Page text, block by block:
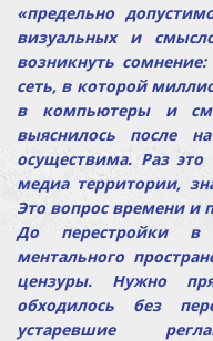
«предельно
визуальных и
возникнуть
сеть, в которой
в компьютеры и
выяснилось после
осуществима. Раз
медиа территории,
Это вопрос времени и
До перестройки в
ментального
цензуры. Нужно
обходилось без
устаревшие